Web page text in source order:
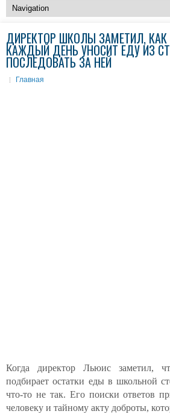
ДИРЕКТОР ШКОЛЫ ЗАМЕТИЛ,
КАЖДЫЙ ДЕНЬ УНОСИТ ЕДУ ИЗ
ПОСЛЕДОВАТЬ ЗА НЕЙ
Главная
Когда директор Льюис заметил,
подбирает остатки еды в школьной
что-то не так. Его поиски ответов
человеку и тайному акту доброты,